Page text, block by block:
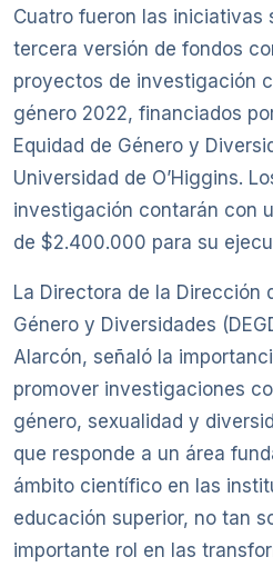
Cuatro fueron las iniciativas
tercera versión de fondos
proyectos de investigación
género 2022, financiados
Equidad de Género y
Universidad de O’Higgins.
investigación contarán con
de $2.400.000 para su
La Directora de la Dirección
Género y Diversidades
Alarcón, señaló la
promover investigaciones
género, sexualidad y
que responde a un área
ámbito científico en las
educación superior, no tan
importante rol en las